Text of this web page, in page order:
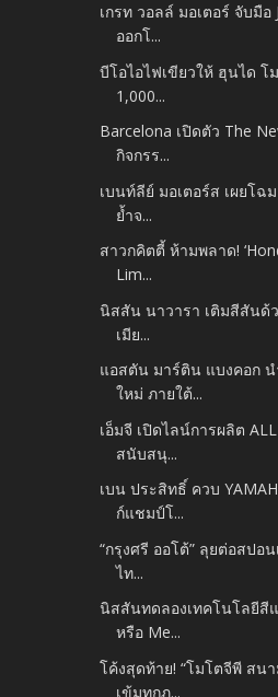
เกรท วอลล์ มอเตอร์ จับมือ
ออกโ...
บีโอไอไฟเขียวให้ ฮุนได
1,000...
Barcelona เปิดตัว The
กิจกรร...
เบนท์ลีย์ มอเตอร์ส เผยโฉ
ย้ำจ...
สาวกคิตตี้ ห้ามพลาด!
Lim...
นิสสัน นาวารา เติมสีสันด้
เมีย...
แอสตัน มาร์ติน แบงคอก
ใหม่ ภายใต้...
เอ็มจี เปิดไลน์การผลิต
สนับสนุ...
เบน ประสิทธิ์ ควบ
ก์แชมป์โ...
“กรุงศรี ออโต้” ลุยต่อสปอ
ไท...
นิสสันทดลองเทคโนโลยีสี
หรือ Me...
โค้งสุดท้าย! “โมโตจีพี สน
เข้มทุกภ...